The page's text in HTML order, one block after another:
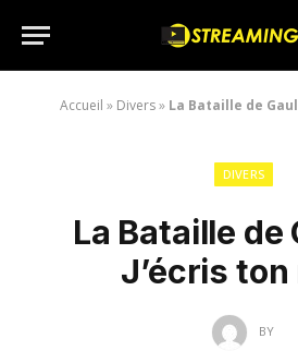
Accueil » Divers» La Bataille de
DIVERS
La Bataille de
J’écris ton
BY